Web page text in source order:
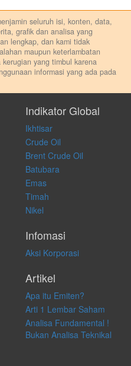
seluruh isi, konten, data,
grafik dan analisa yang
lengkap, dan kami tidak
maupun keterlambatan
yang timbul karena
informasi yang ada pada
saran, rekomendasi untuk
lain yang terkait dengan
tidak bertanggung jawab
dalam kondisi dan situasi
langsung maupun tidak
Indikator Global
Ikhtisar
Crude Oil
Brent Crude Oil
Batubara
Emas
Timah
Nikel
Infomasi
Aksi Korporasi
Artikel
Apa itu Emiten?
Arti 1 Lembar Saham
Analisa Fundamental !
Bukan Analisa Teknikal